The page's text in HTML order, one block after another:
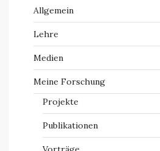
Allgemein
Lehre
Medien
Meine Forschung
Projekte
Publikationen